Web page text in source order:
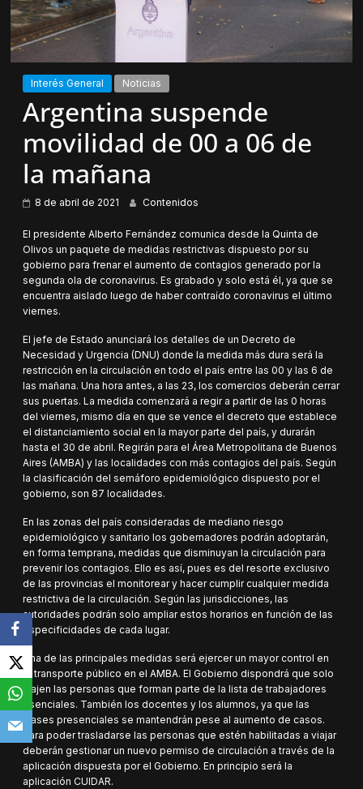
Interés General Noticias
Argentina suspende
movilidad de 00 a 06 de
la mañana
8 de abril de 2021 Contenidos
El presidente Alberto Fernández comunica desde la Quinta de
Olivos un paquete de medidas restrictivas dispuesto por su
gobierno para frenar el aumento de contagios generado por la
segunda ola de coronavirus. Es grabado y solo está él, ya que se
encuentra aislado luego de haber contraído coronavirus el último
viernes.
El jefe de Estado anunciará los detalles de un Decreto de
Necesidad y Urgencia (DNU) donde la medida más dura será la
restricción en la circulación en todo el país entre las 00 y las 6 de
las mañana. Una hora antes, a las 23, los comercios deberán cerrar
sus puertas. La medida comenzará a regir a partir de las 0 horas
del viernes, mismo día en que se vence el decreto que establece
el distanciamiento social en la mayor parte del país, y durarán
hasta el 30 de abril. Regirán para el Área Metropolitana de Buenos
Aires (AMBA) y las localidades con más contagios del país. Según
la clasificación del semáforo epidemiológico dispuesto por el
gobierno, son 87 localidades.
En las zonas del país consideradas de mediano riesgo
epidemiológico y sanitario los gobernadores podrán adoptarán,
en forma temprana, medidas que disminuyan la circulación para
prevenir los contagios. Ello es así, pues es del resorte exclusivo
de las provincias el monitorear y hacer cumplir cualquier medida
restrictiva de la circulación. Según las jurisdicciones, las
autoridades podrán solo ampliar estos horarios en función de las
especificidades de cada lugar.
Una de las principales medidas será ejercer un mayor control en
el transporte público en el AMBA. El Gobierno dispondrá que solo
viajen las personas que forman parte de la lista de trabajadores
esenciales. También los docentes y los alumnos, ya que las
clases presenciales se mantendrán pese al aumento de casos.
Para poder trasladarse las personas que estén habilitadas a viajar
deberán gestionar un nuevo permiso de circulación a través de la
aplicación dispuesta por el Gobierno. En principio será la
aplicación CUIDAR.